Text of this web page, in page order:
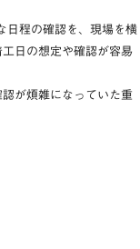
日程の確認を、現場を横
日の想定や確認が容易
が煩雑になっていた重